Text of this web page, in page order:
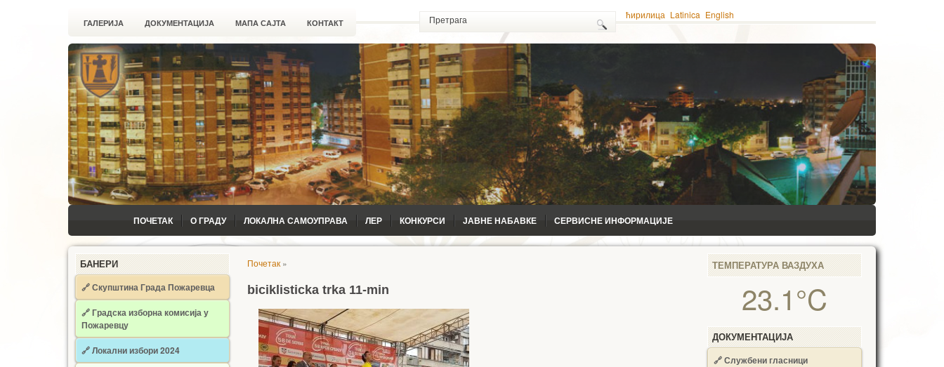
ГАЛЕРИЈА ДОКУМЕНТАЦИЈА МАПА САЈТА КОНТАКТ
ћирилица Latinica English
ПОЧЕТАК О ГРАДУ ЛОКАЛНА САМОУПРАВА ЛЕР КОНКУРСИ ЈАВНЕ НАБАВКЕ СЕРВИСНЕ ИНФОРМАЦИЈЕ
БАНЕРИ
🔗 Скупштина Града Пожаревца
🔗Градска изборна комисија у
Пожаревцу
🔗 Локални избори 2024
Почетак »
biciklisticka trka 11-min
ТЕМПЕРАТУРА ВАЗДУХА
23.1°C
ДОКУМЕНТАЦИЈА
🔗Службени гласници